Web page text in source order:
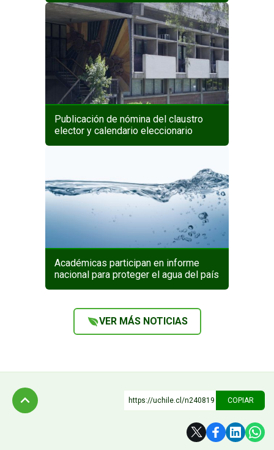
Publicación de nómina del claustro
elector y calendario eleccionario
Académicas participan en informe
nacional para proteger el agua del país
VER MÁS NOTICIAS
https://uchile.cl/n240819 COPIAR